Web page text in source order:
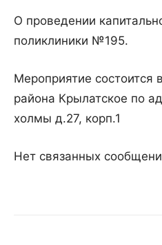
О проведении
поликлиники №195.
Мероприятие состоится
района Крылатское по
холмы д.27, корп.1
Нет связанных